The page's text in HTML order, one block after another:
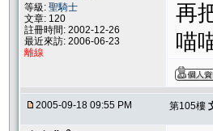
等級: 聖騎士
文章: 120
註冊時間: 2002-12-26
最近來訪: 2006-06-23
離線
再
喵
2005-09-18 09:55 PM 第105樓